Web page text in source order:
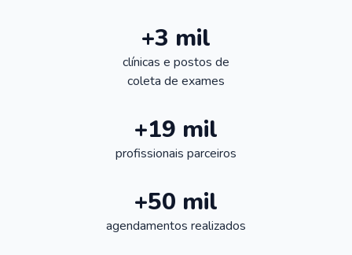
+3 mil
clínicas e postos de
coleta de exames
+19 mil
profissionais parceiros
+50 mil
agendamentos realizados